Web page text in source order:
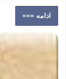
ادامه »»»